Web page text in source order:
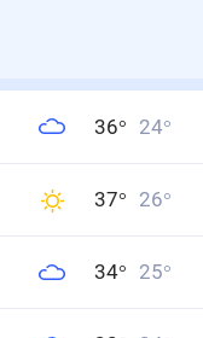
36° 24°
37° 26°
34° 25°